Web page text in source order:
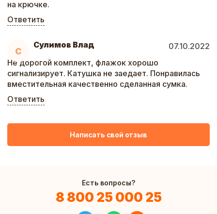
на крючке.
Ответить
С
Сулимов Влад
07.10.2022
Не дорогой комплект, флажок хорошо
сигнализирует. Катушка не заедает. Понравилась
вместительная качественно сделанная сумка.
Ответить
Написать свой отзыв
Есть вопросы?
8 800 25 000 25